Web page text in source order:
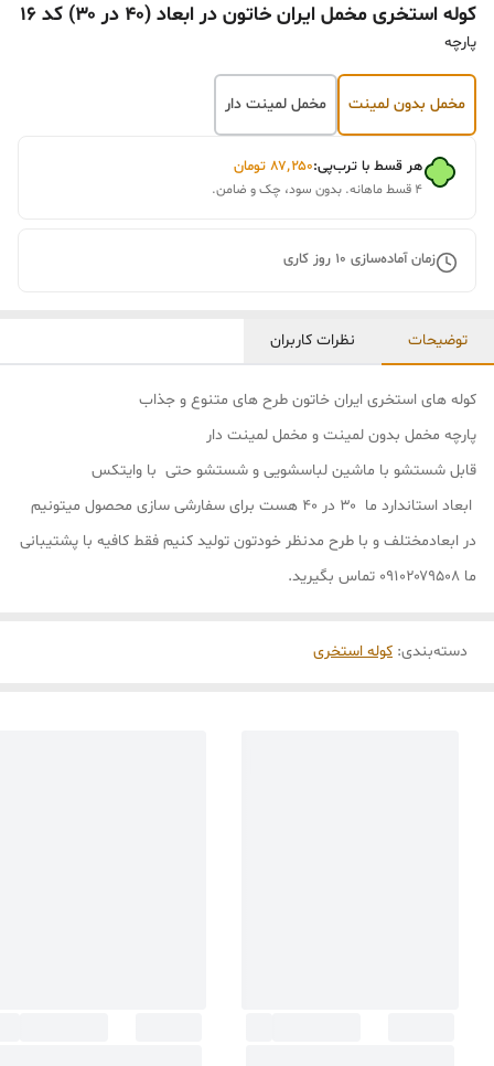
کوله استخری مخمل ایران خاتون در ابعاد (۴۰ در ۳۰) کد ۱۶
پارچه
مخمل بدون لمینت مخمل لمینت دار
هر قسط با ترب‌پی:۸۷٬۲۵۰ تومان
۴ قسط ماهانه. بدون سود، چک و ضامن.
زمان آماده‌سازی 10 روز کاری
توضیحات نظرات کاربران
کوله های استخری ایران خاتون طرح های متنوع و جذاب
پارچه مخمل بدون لمینت و مخمل لمینت دار
قابل شستشو با ماشین لباسشویی و شستشو حتی با وایتکس
ابعاد استاندارد ما ۳۰ در ۴۰ هست برای سفارشی سازی محصول میتونیم
در ابعادمختلف و با طرح مدنظر خودتون تولید کنیم فقط کافیه با پشتیبانی
ما ۰۹۱۰۲۰۷۹۵۰۸ تماس بگیرید.
دسته‌بندی: کوله استخری